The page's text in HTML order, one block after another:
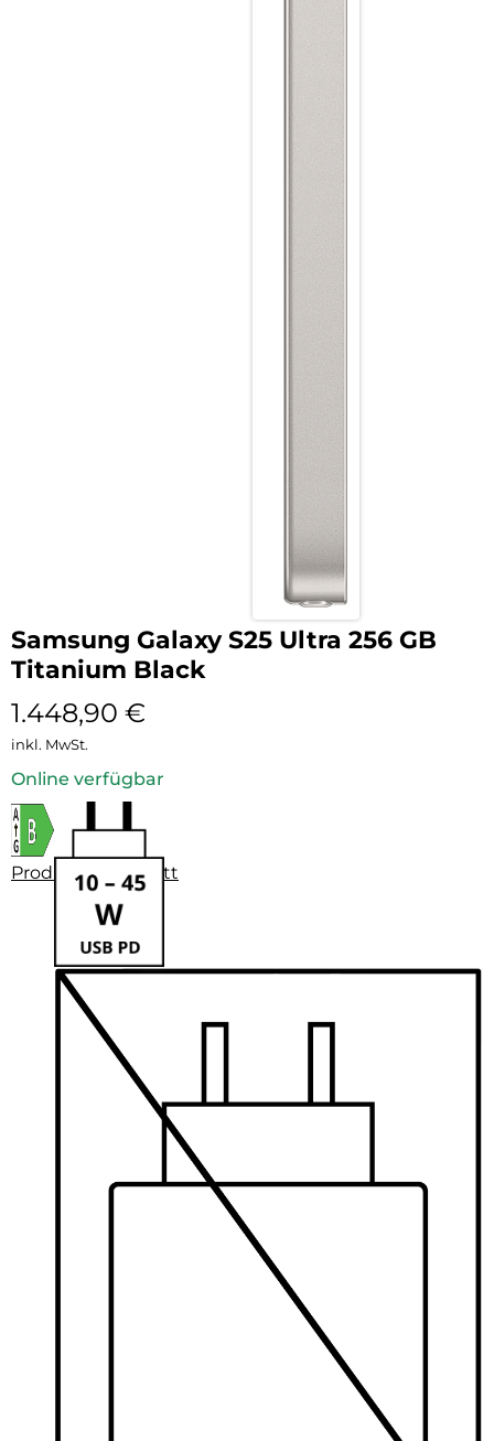
Samsung Galaxy S25 Ultra 256 GB
Titanium Black
1.448,90 €
inkl. MwSt.
Online verfügbar
Produktdatenblatt